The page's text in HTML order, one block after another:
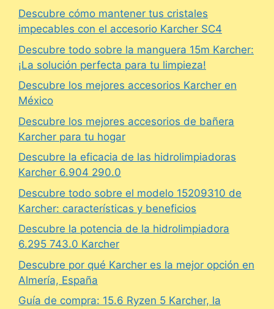
Descubre cómo mantener tus cristales
impecables con el accesorio Karcher SC4
Descubre todo sobre la manguera 15m Karcher:
¡La solución perfecta para tu limpieza!
Descubre los mejores accesorios Karcher en
México
Descubre los mejores accesorios de bañera
Karcher para tu hogar
Descubre la eficacia de las hidrolimpiadoras
Karcher 6.904 290.0
Descubre todo sobre el modelo 15209310 de
Karcher: características y beneficios
Descubre la potencia de la hidrolimpiadora
6.295 743.0 Karcher
Descubre por qué Karcher es la mejor opción en
Almería, España
Guía de compra: 15.6 Ryzen 5 Karcher, la